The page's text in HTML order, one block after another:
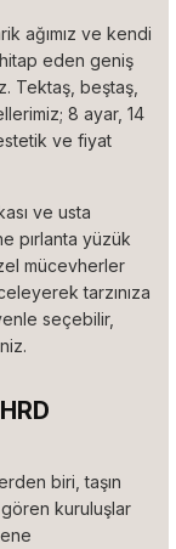
ağımız ve kendi
eden geniş
Tektaş, beştaş,
8 ayar, 14
ve fiyat
ve usta
pırlanta yüzük
mücevherler
tarzınıza
seçebilir,
biri, taşın
gören kuruluşlar